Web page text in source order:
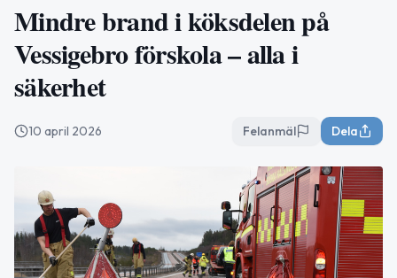
Mindre brand i köksdelen på
Vessigebro förskola – alla i
säkerhet
10 april 2026 Felanmäl Dela